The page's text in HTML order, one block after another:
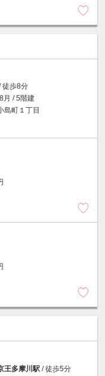
徒歩8分
月 / 5階建
島町１丁目
王多摩川駅 / 徒歩5分